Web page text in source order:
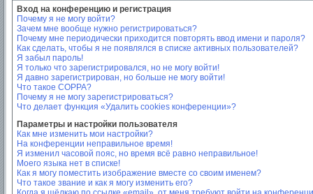
Вход на конференцию и регистрация
Почему я не могу войти?
Зачем мне вообще нужно регистрироваться?
Почему мне периодически приходится повторять ввод имени и пароля?
Как сделать, чтобы я не появлялся в списке активных пользователей?
Я забыл пароль!
Я только что зарегистрировался, но не могу войти!
Я давно зарегистрирован, но больше не могу войти!
Что такое COPPA?
Почему я не могу зарегистрироваться?
Что делает функция «Удалить cookies конференции»?
Параметры и настройки пользователя
Как мне изменить мои настройки?
На конференции неправильное время!
Я изменил часовой пояс, но время всё равно неправильное!
Моего языка нет в списке!
Как я могу поместить изображение вместе со своим именем?
Что такое звание и как я могу изменить его?